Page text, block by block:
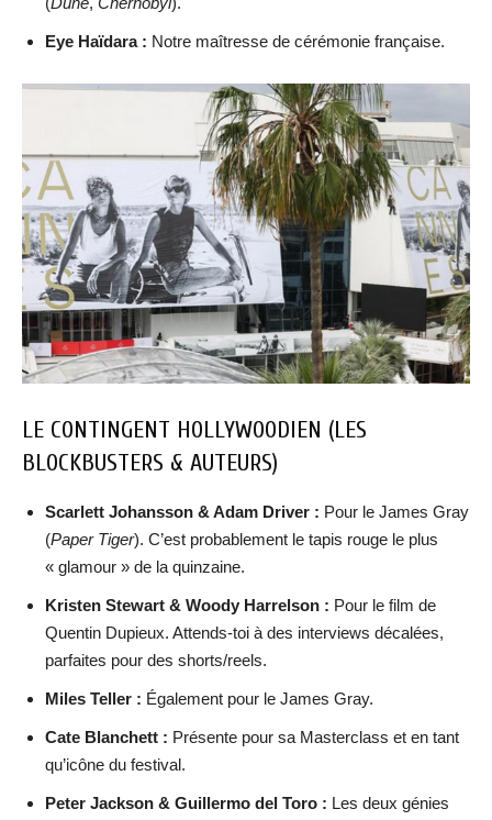
Eye Haïdara : Notre maîtresse de cérémonie française.
LE CONTINGENT HOLLYWOODIEN (LES
BLOCKBUSTERS & AUTEURS)
Scarlett Johansson & Adam Driver : Pour le James Gray
(Paper Tiger). C’est probablement le tapis rouge le plus
« glamour » de la quinzaine.
Kristen Stewart & Woody Harrelson : Pour le film de
Quentin Dupieux. Attends-toi à des interviews décalées,
parfaites pour des shorts/reels.
Miles Teller : Également pour le James Gray.
Cate Blanchett : Présente pour sa Masterclass et en tant
qu’icône du festival.
Peter Jackson & Guillermo del Toro : Les deux génies